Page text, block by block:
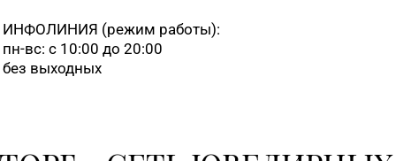
ИНФОЛИНИЯ (режим работы):
пн-вс: с 10:00 до 20:00
без выходных